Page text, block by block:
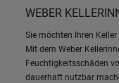
WEBER
Sie möchten Ihren
Mit dem Weber
Feuchtigkeitsschäden
dauerhaft nutzbar